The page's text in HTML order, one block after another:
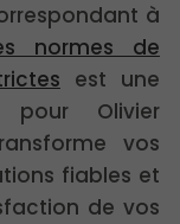
à
normes de
est une
Olivier
vos
fiables et
de vos